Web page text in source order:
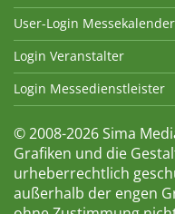
User-Login Messekalender
Login Veranstalter
Login Messedienstleister
© 2008-2026 Sima
Grafiken und die
urheberrechtlich
außerhalb der engen